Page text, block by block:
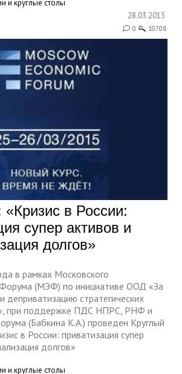
и круглые столы
28.03.2015
0 10708
в России:
супер активов и
долгов»
в рамках Московского
(МЭФ) по инициативе ООД «За
деприватизацию стратегических
при поддержке ПДС НПРС, РНФ и
(Бабкина К.А.) проведен Круглый
в России: приватизация супер
долгов»
и круглые столы